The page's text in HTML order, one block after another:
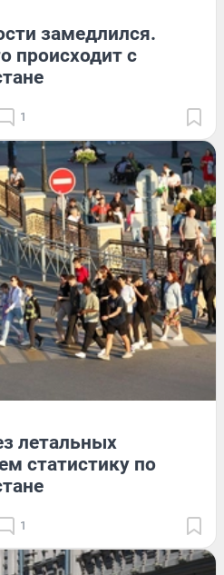
замедлился.
происходит с
1
летальных
статистику по
1